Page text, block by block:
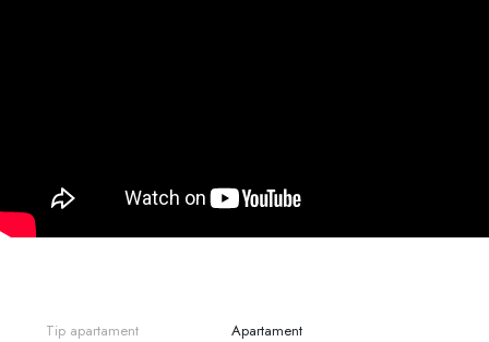
Tip apartament Apartament